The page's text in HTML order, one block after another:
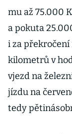
mu až 75.000
a pokuta
i za
kilometrů v
vjezd na
jízdu na
tedy